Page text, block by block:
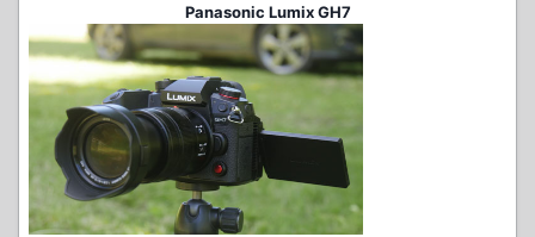
Panasonic Lumix GH7